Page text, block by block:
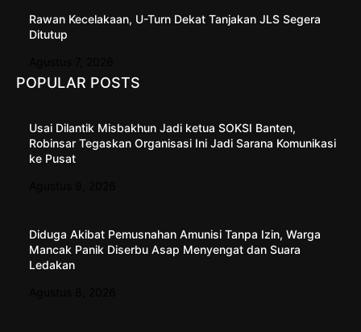
Rawan Kecelakaan, U-Turn Dekat Tanjakan JLS Segera
Ditutup
POPULAR POSTS
Usai Dilantik Misbakhun Jadi ketua SOKSI Banten,
Robinsar Tegaskan Organisasi Ini Jadi Sarana Komunikasi
ke Pusat
Diduga Akibat Pemusnahan Amunisi Tanpa Izin, Warga
Mancak Panik Diserbu Asap Menyengat dan Suara
Ledakan